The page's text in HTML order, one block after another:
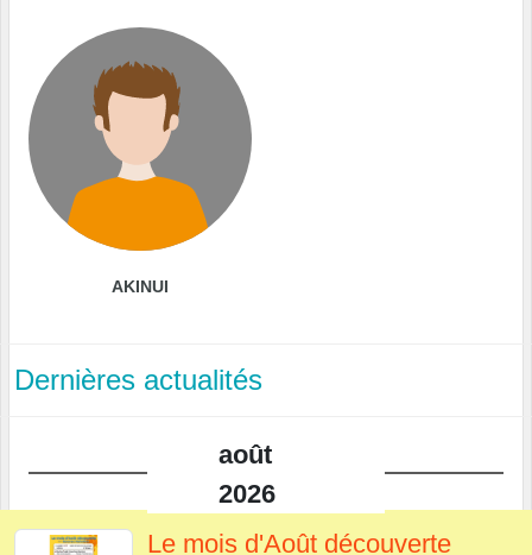
AKINUI
Dernières actualités
août
2026
Le mois d'Août découverte